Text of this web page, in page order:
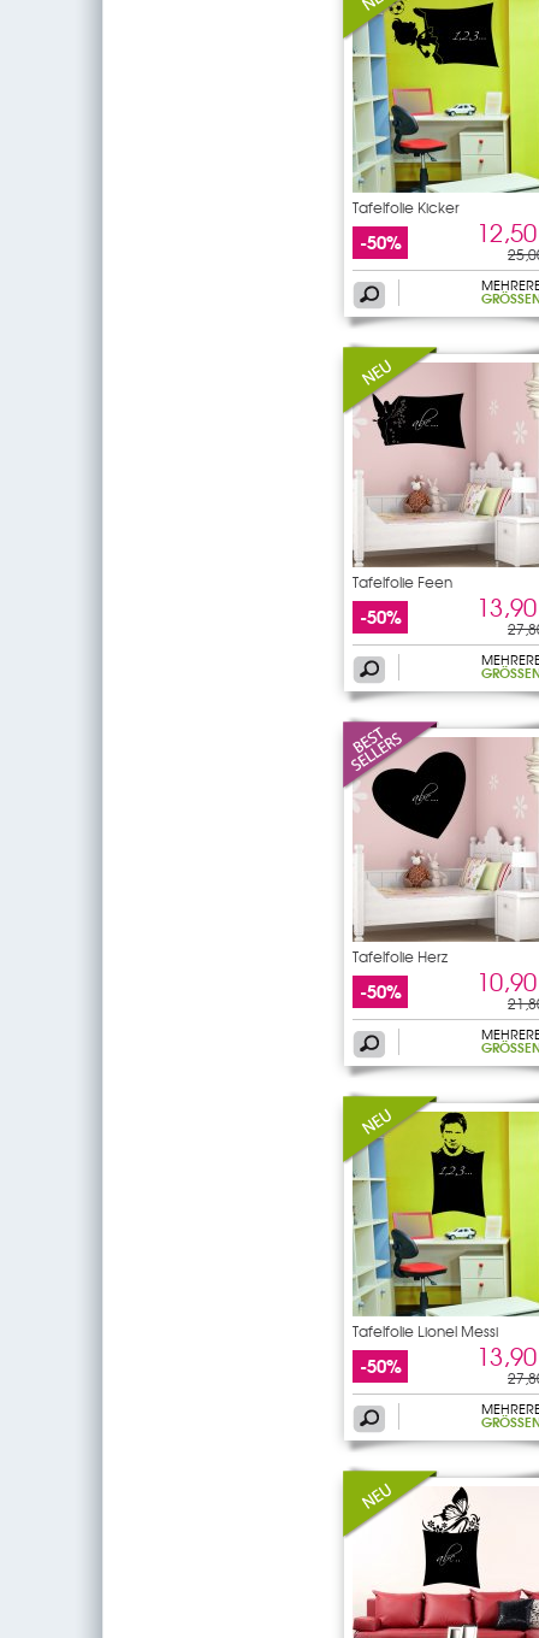
Tafelfolie Kicker
-50%
GRÖSSEN
Tafelfolie Feen
-50%
GRÖSSEN
Tafelfolie Herz
-50%
GRÖSSEN
Tafelfolie Lionel Messi
-50%
GRÖSSEN